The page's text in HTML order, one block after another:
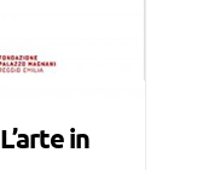
in